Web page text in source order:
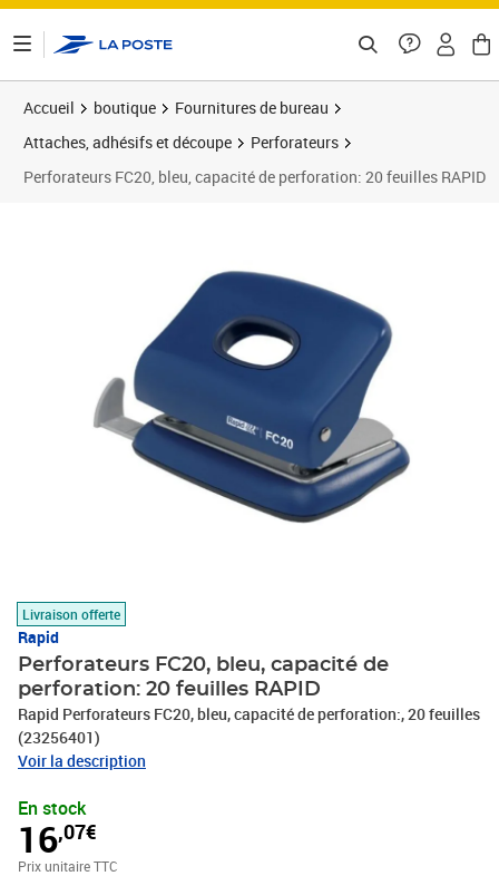
Accueil boutique
Fournitures de bureau
Attaches, adhésifs et découpe
Perforateurs
Perforateurs FC20, bleu, capacité de perforation: 20 feuilles RAPID
Livraison offerte
Rapid
Perforateurs FC20, bleu, capacité de
perforation: 20 feuilles RAPID
Rapid Perforateurs FC20, bleu, capacité de perforation:, 20 feuilles
(23256401)
Voir la description
En stock
16,07€
Prix unitaire TTC